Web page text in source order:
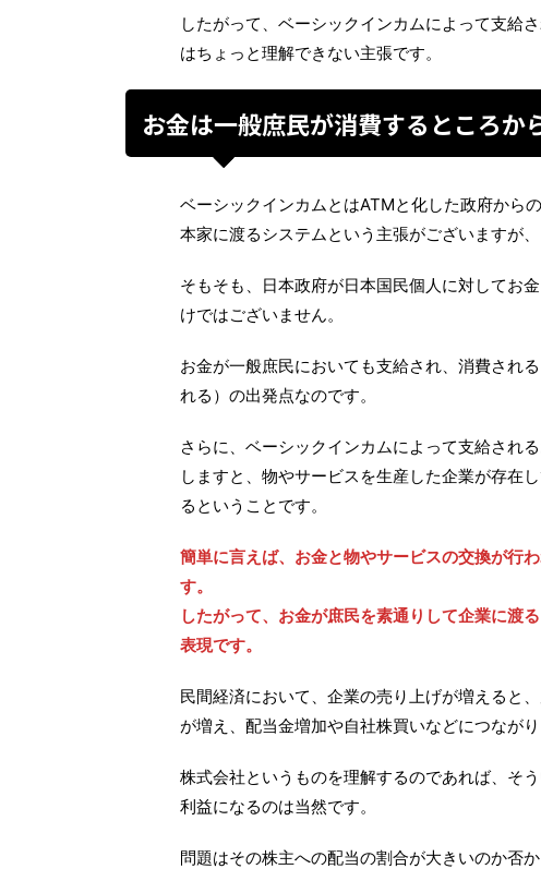
したがって、ベーシックインカムによって支給
はちょっと理解できない主張です。
お金は一般庶民が消費するところか
ベーシックインカムとはATMと化した政府から
本家に渡るシステムという主張がございますが
そもそも、日本政府が日本国民個人に対してお
けではございません。
お金が一般庶民においても支給され、消費され
れる）の出発点なのです。
さらに、ベーシックインカムによって支給され
しますと、物やサービスを生産した企業が存在
るということです。
簡単に言えば、お金と物やサービスの交換が行
す。
したがって、お金が庶民を素通りして企業に渡
表現です。
民間経済において、企業の売り上げが増えると
が増え、配当金増加や自社株買いなどにつながり
株式会社というものを理解するのであれば、そ
利益になるのは当然です。
問題はその株主への配当の割合が大きいのか否